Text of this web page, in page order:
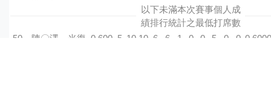
以下未滿本次賽事個人成
績排行統計之最低打席數
50
陳〇澤 光復 0.600 5 10 10 6 6 1 0 0 5 0 0 0.6000